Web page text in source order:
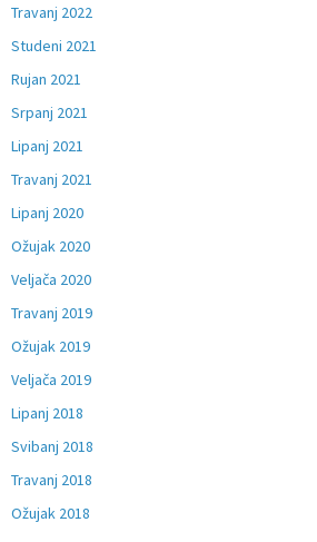
Travanj 2022
Studeni 2021
Rujan 2021
Srpanj 2021
Lipanj 2021
Travanj 2021
Lipanj 2020
Ožujak 2020
Veljača 2020
Travanj 2019
Ožujak 2019
Veljača 2019
Lipanj 2018
Svibanj 2018
Travanj 2018
Ožujak 2018